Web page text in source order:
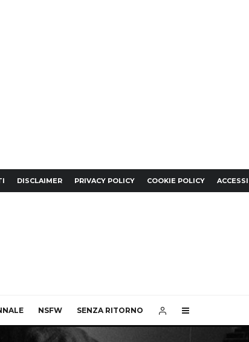
DISCLAIMER PRIVACY POLICY COOKIE POLICY
NSFW SENZA RITORNO